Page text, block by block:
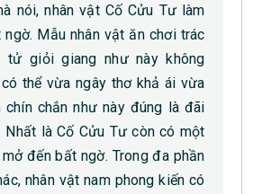
nói, nhân vật Cố Cửu Tư làm
ngờ. Mẫu nhân vật ăn chơi trác
tử giỏi giang như này không
thể vừa ngây thơ khả ái vừa
chín chắn như này đúng là đãi
Nhất là Cố Cửu Tư còn có một
đến bất ngờ. Trong đa phần
nhân vật nam phong kiến có